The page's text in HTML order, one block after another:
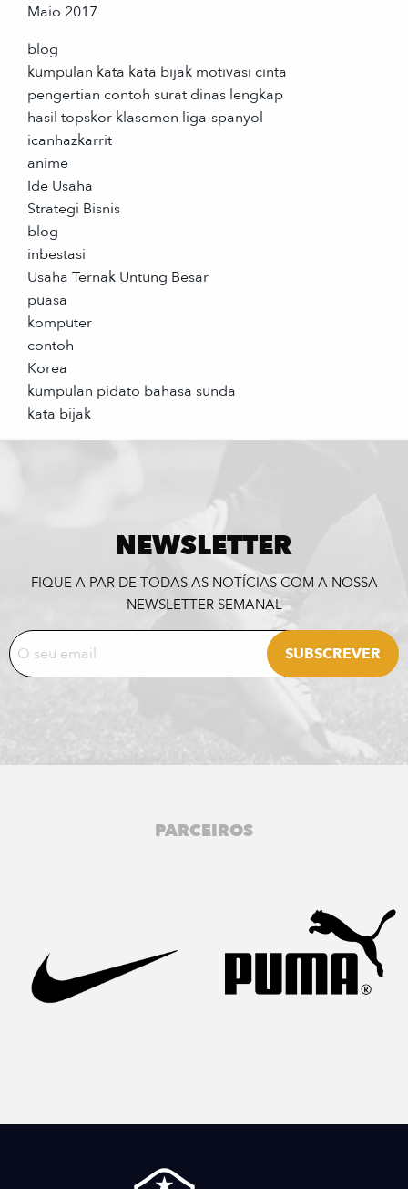
Maio 2017
blog
kumpulan kata kata bijak motivasi cinta
pengertian contoh surat dinas lengkap
hasil topskor klasemen liga-spanyol
icanhazkarrit
anime
Ide Usaha
Strategi Bisnis
blog
inbestasi
Usaha Ternak Untung Besar
puasa
komputer
contoh
Korea
kumpulan pidato bahasa sunda
kata bijak
NEWSLETTER
FIQUE A PAR DE TODAS AS NOTÍCIAS COM A NOSSA
NEWSLETTER SEMANAL
PARCEIROS